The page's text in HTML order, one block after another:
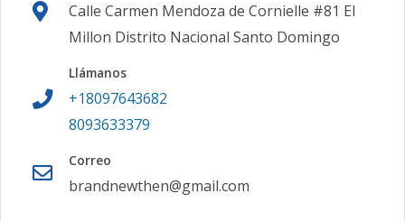
Calle Carmen Mendoza de Cornielle #81 El
Millon Distrito Nacional Santo Domingo
Llámanos
+18097643682
8093633379
Correo
brandnewthen@gmail.com